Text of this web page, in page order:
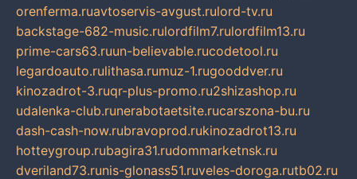
orenferma.ruavtoservis-avgust.rulord-tv.ru
backstage-682-music.rulordfilm7.rulordfilm13.ru
prime-cars63.ruun-believable.rucodetool.ru
legardoauto.rulithasa.rumuz-1.rugooddver.ru
kinozadrot-3.ruqr-plus-promo.ru2shizashop.ru
udalenka-club.runerabotaetsite.rucarszona-bu.ru
dash-cash-now.rubravoprod.rukinozadrot13.ru
hotteygroup.rubagira31.rudommarketnsk.ru
dveriland73.runis-glonass51.ruveles-doroga.rutb02.ru